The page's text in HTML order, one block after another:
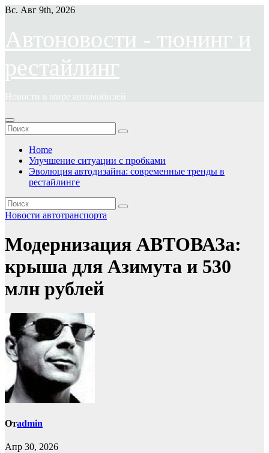
Перейти
содержимому
Вс. Авг 9th, 2026
Автоновости - тюнинг и
рестайлинг
Новости в мире автомобилей
Home
Улучшение ситуации с пробками
Эволюция автодизайна: современные тренды в
рестайлинге
Новости автотранспорта
Модернизация АВТОВАЗа:
крыша для Азимута и 530
млн рублей
Отadmin
Апр 30, 2026